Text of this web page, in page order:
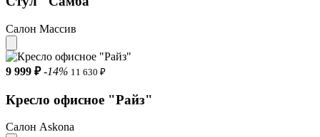
Салон Массив
9 999 ₽ -14% 11 630 ₽
Кресло офисное "Райз"
Салон Askona